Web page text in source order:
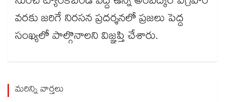
వరకు జరిగే నిరసన ప్రదర్శనలో ప్రజలు పెద్ద
సంఖ్యలో పాల్గొనాలని విజ్ఞప్తి చేశారు.
మరిన్ని వార్తలు